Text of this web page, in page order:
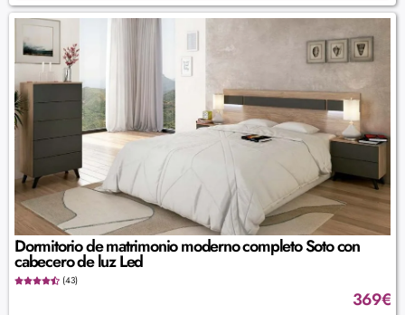
Dormitorio de matrimonio moderno completo Soto con
cabecero de luz Led
(43)
369€